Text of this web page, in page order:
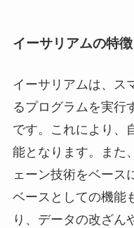
イーサリアムの特徴
イーサリアムは、ス
るプログラムを実行
です。これにより、
能となります。また
ェーン技術をベース
ベースとしての機能
り、データの改ざん